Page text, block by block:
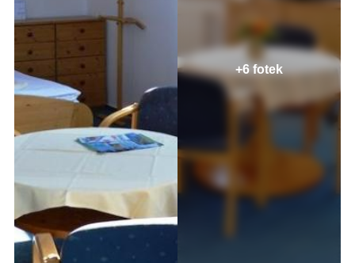
+6 fotek